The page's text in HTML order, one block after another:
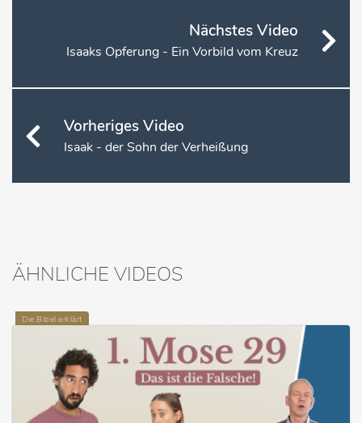
Nächstes Video
Isaaks Opferung - Ein Vorbild vom Kreuz
Vorheriges Video
Isaak - der Sohn der Verheißung
ÄHNLICHE VIDEOS
Die Bibel erklärt